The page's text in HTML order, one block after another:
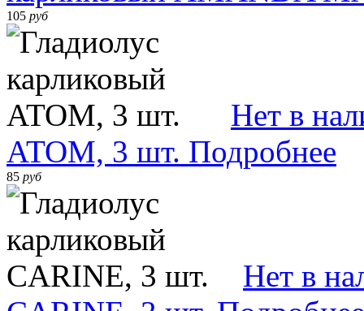
105 руб
Нет в
ATOM, 3 шт. Подробнее
85 руб
Нет в